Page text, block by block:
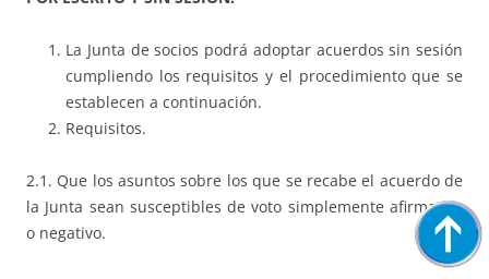
La Junta de socios podrá adoptar acuerdos sin sesión
cumpliendo los requisitos y el procedimiento que se
establecen a continuación.
Requisitos.
2.1. Que los asuntos sobre los que se recabe el acuerdo de
la Junta sean susceptibles de voto simplemente afirmativo
o negativo.